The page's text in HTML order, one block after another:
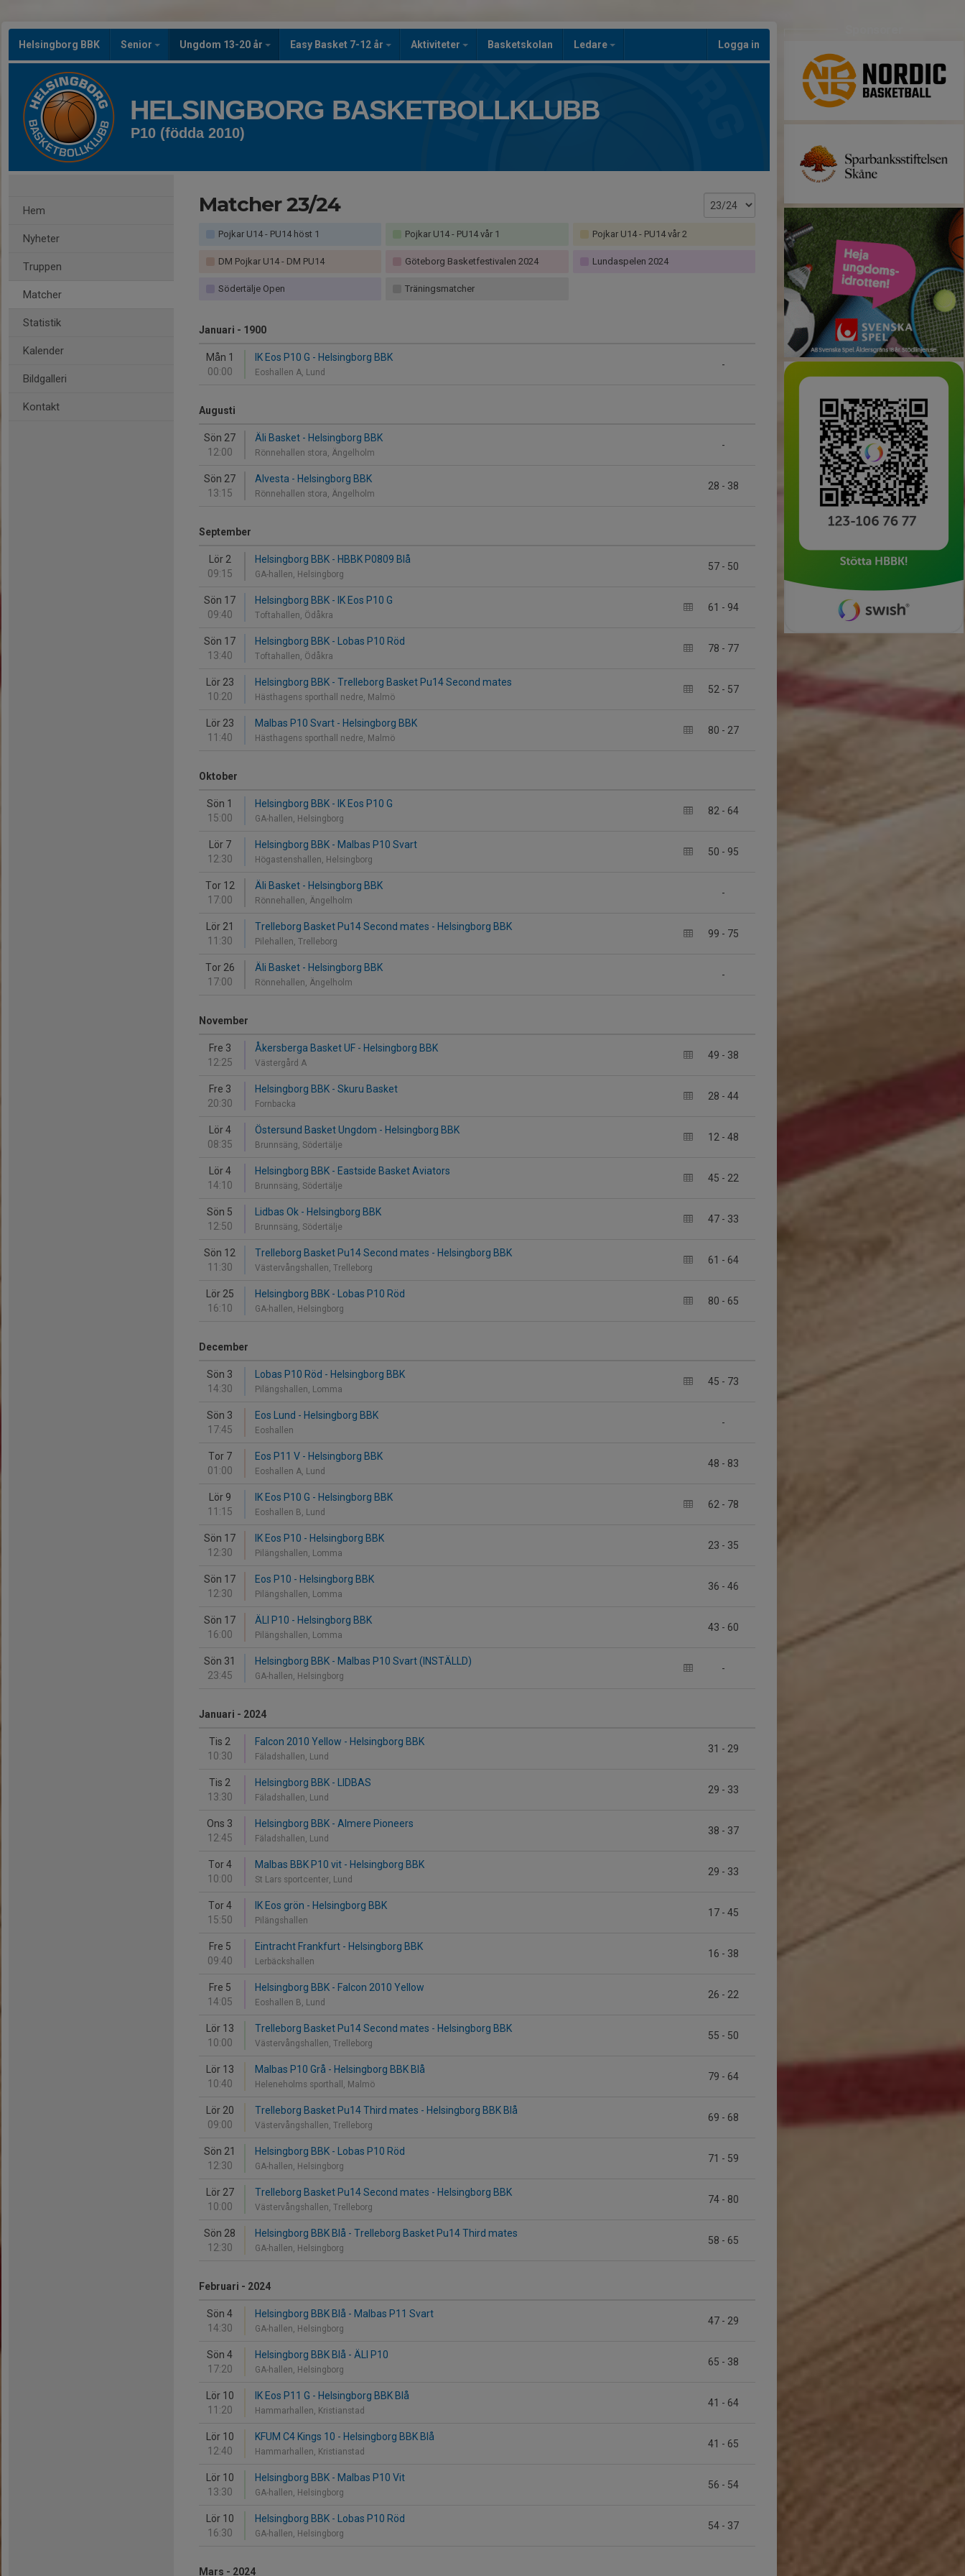
Helsingborg BBK Senior Ungdom 13-20 år Easy Basket 7-12 år Aktiviteter Basketskolan Ledare Logga in
HELSINGBORG BASKETBOLLKLUBB
P10 (födda 2010)
Hem
Nyheter
Truppen
Matcher
Statistik
Kalender
Bildgalleri
Kontakt
Matcher 23/24
Pojkar U14 - PU14 höst 1 Pojkar U14 - PU14 vår 1 Pojkar U14 - PU14 vår 2
DM Pojkar U14 - DM PU14 Göteborg Basketfestivalen 2024 Lundaspelen 2024
Södertälje Open Träningsmatcher
Januari - 1900
Mån 1
00:00
-
IK Eos P10 G - Helsingborg BBK
Eoshallen A, Lund
Augusti
Sön 27
12:00
-
Äli Basket - Helsingborg BBK
Rönnehallen stora, Ängelholm
Sön 27
13:15
28 - 38
Alvesta - Helsingborg BBK
Rönnehallen stora, Ängelholm
September
Lör 2
09:15
57 - 50
Helsingborg BBK - HBBK P0809 Blå
GA-hallen, Helsingborg
Sön 17
09:40
61 - 94
Helsingborg BBK - IK Eos P10 G
Toftahallen, Ödåkra
Sön 17
13:40
78 - 77
Helsingborg BBK - Lobas P10 Röd
Toftahallen, Ödåkra
Lör 23
10:20
52 - 57
Helsingborg BBK - Trelleborg Basket Pu14 Second mates
Hästhagens sporthall nedre, Malmö
Lör 23
11:40
80 - 27
Malbas P10 Svart - Helsingborg BBK
Hästhagens sporthall nedre, Malmö
Oktober
Sön 1
15:00
82 - 64
Helsingborg BBK - IK Eos P10 G
GA-hallen, Helsingborg
Lör 7
12:30
50 - 95
Helsingborg BBK - Malbas P10 Svart
Högastenshallen, Helsingborg
Tor 12
17:00
-
Äli Basket - Helsingborg BBK
Rönnehallen, Ängelholm
Lör 21
11:30
99 - 75
Trelleborg Basket Pu14 Second mates - Helsingborg BBK
Pilehallen, Trelleborg
Tor 26
17:00
-
Äli Basket - Helsingborg BBK
Rönnehallen, Ängelholm
November
Fre 3
12:25
49 - 38
Åkersberga Basket UF - Helsingborg BBK
Västergård A
Fre 3
20:30
28 - 44
Helsingborg BBK - Skuru Basket
Fornbacka
Lör 4
08:35
12 - 48
Östersund Basket Ungdom - Helsingborg BBK
Brunnsäng, Södertälje
Lör 4
14:10
45 - 22
Helsingborg BBK - Eastside Basket Aviators
Brunnsäng, Södertälje
Sön 5
12:50
47 - 33
Lidbas Ok - Helsingborg BBK
Brunnsäng, Södertälje
Sön 12
11:30
61 - 64
Trelleborg Basket Pu14 Second mates - Helsingborg BBK
Västervångshallen, Trelleborg
Lör 25
16:10
80 - 65
Helsingborg BBK - Lobas P10 Röd
GA-hallen, Helsingborg
December
Sön 3
14:30
45 - 73
Lobas P10 Röd - Helsingborg BBK
Pilängshallen, Lomma
Sön 3
17:45
-
Eos Lund - Helsingborg BBK
Eoshallen
Tor 7
01:00
48 - 83
Eos P11 V - Helsingborg BBK
Eoshallen A, Lund
Lör 9
11:15
62 - 78
IK Eos P10 G - Helsingborg BBK
Eoshallen B, Lund
Sön 17
12:30
23 - 35
IK Eos P10 - Helsingborg BBK
Pilängshallen, Lomma
Sön 17
12:30
36 - 46
Eos P10 - Helsingborg BBK
Pilängshallen, Lomma
Sön 17
16:00
43 - 60
ÄLI P10 - Helsingborg BBK
Pilängshallen, Lomma
Sön 31
23:45
-
Helsingborg BBK - Malbas P10 Svart (INSTÄLLD)
GA-hallen, Helsingborg
Januari - 2024
Tis 2
10:30
31 - 29
Falcon 2010 Yellow - Helsingborg BBK
Fäladshallen, Lund
Tis 2
13:30
29 - 33
Helsingborg BBK - LIDBAS
Fäladshallen, Lund
Ons 3
12:45
38 - 37
Helsingborg BBK - Almere Pioneers
Fäladshallen, Lund
Tor 4
10:00
29 - 33
Malbas BBK P10 vit - Helsingborg BBK
St Lars sportcenter, Lund
Tor 4
15:50
17 - 45
IK Eos grön - Helsingborg BBK
Pilängshallen
Fre 5
09:40
16 - 38
Eintracht Frankfurt - Helsingborg BBK
Lerbäckshallen
Fre 5
14:05
26 - 22
Helsingborg BBK - Falcon 2010 Yellow
Eoshallen B, Lund
Lör 13
10:00
55 - 50
Trelleborg Basket Pu14 Second mates - Helsingborg BBK
Västervångshallen, Trelleborg
Lör 13
10:40
79 - 64
Malbas P10 Grå - Helsingborg BBK Blå
Heleneholms sporthall, Malmö
Lör 20
09:00
69 - 68
Trelleborg Basket Pu14 Third mates - Helsingborg BBK Blå
Västervångshallen, Trelleborg
Sön 21
12:30
71 - 59
Helsingborg BBK - Lobas P10 Röd
GA-hallen, Helsingborg
Lör 27
10:00
74 - 80
Trelleborg Basket Pu14 Second mates - Helsingborg BBK
Västervångshallen, Trelleborg
Sön 28
12:30
58 - 65
Helsingborg BBK Blå - Trelleborg Basket Pu14 Third mates
GA-hallen, Helsingborg
Februari - 2024
Sön 4
14:30
47 - 29
Helsingborg BBK Blå - Malbas P11 Svart
GA-hallen, Helsingborg
Sön 4
17:20
65 - 38
Helsingborg BBK Blå - ÄLI P10
GA-hallen, Helsingborg
Lör 10
11:20
41 - 64
IK Eos P11 G - Helsingborg BBK Blå
Hammarhallen, Kristianstad
Lör 10
12:40
41 - 65
KFUM C4 Kings 10 - Helsingborg BBK Blå
Hammarhallen, Kristianstad
Lör 10
13:30
56 - 54
Helsingborg BBK - Malbas P10 Vit
GA-hallen, Helsingborg
Lör 10
16:30
54 - 37
Helsingborg BBK - Lobas P10 Röd
GA-hallen, Helsingborg
Mars - 2024